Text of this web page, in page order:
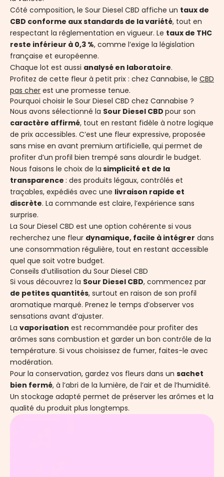
Côté composition, le Sour Diesel CBD affiche un taux de
CBD conforme aux standards de la variété, tout en
respectant la réglementation en vigueur. Le taux de THC
reste inférieur à 0,3 %, comme l’exige la législation
française et européenne.
Chaque lot est aussi analysé en laboratoire.
Profitez de cette fleur à petit prix : chez Cannabise, le CBD
pas cher est une promesse tenue.
Pourquoi choisir le Sour Diesel CBD chez Cannabise ?
Nous avons sélectionné la Sour Diesel CBD pour son
caractère affirmé, tout en restant fidèle à notre logique
de prix accessibles. C’est une fleur expressive, proposée
sans mise en avant premium artificielle, qui permet de
profiter d’un profil bien trempé sans alourdir le budget.
Nous faisons le choix de la simplicité et de la
transparence : des produits légaux, contrôlés et
traçables, expédiés avec une livraison rapide et
discrète. La commande est claire, l’expérience sans
surprise.
La Sour Diesel CBD est une option cohérente si vous
recherchez une fleur dynamique, facile à intégrer dans
une consommation régulière, tout en restant accessible
quel que soit votre budget.
Conseils d’utilisation du Sour Diesel CBD
Si vous découvrez la Sour Diesel CBD, commencez par
de petites quantités, surtout en raison de son profil
aromatique marqué. Prenez le temps d’observer vos
sensations avant d’ajuster.
La vaporisation est recommandée pour profiter des
arômes sans combustion et garder un bon contrôle de la
température. Si vous choisissez de fumer, faites-le avec
modération.
Pour la conservation, gardez vos fleurs dans un sachet
bien fermé, à l’abri de la lumière, de l’air et de l’humidité.
Un stockage adapté permet de préserver les arômes et la
qualité du produit plus longtemps.